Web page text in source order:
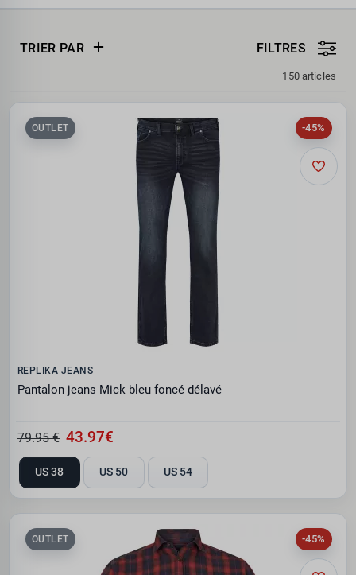
TRIER PAR FILTRES
150 articles
-45%
OUTLET
REPLIKA JEANS
Pantalon jeans Mick bleu foncé délavé
79.95 € 43.97€
US 38 US 50 US 54
-45%
OUTLET